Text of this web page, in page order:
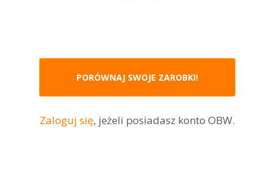
PORÓWNAJ SWOJE ZAROBKI!
Zaloguj się, jeżeli posiadasz konto OBW.